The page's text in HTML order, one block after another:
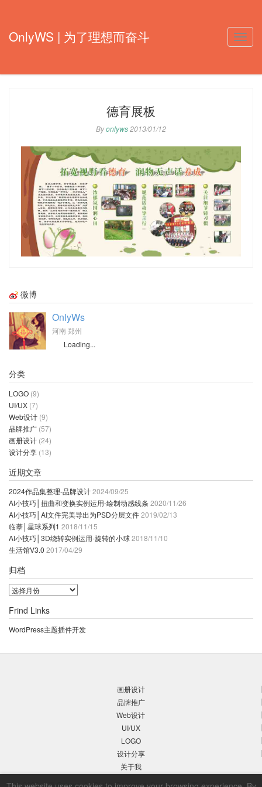
Toggle
OnlyWS | 为了理想而奋斗
德育展板
Byonlyws2013/01/12
微博
OnlyWs
河南 郑州
Loading...
分类
LOGO (9)
UI/UX (7)
Web设计 (9)
品牌推广 (57)
画册设计 (24)
设计分享 (13)
近期文章
2024作品集整理-品牌设计2024/09/25
AI小技巧│扭曲和变换实例运用-绘制动感线条 2020/11/26
AI小技巧│AI文件完美导出为PSD分层文件2019/02/13
临摹│星球系列1 2018/11/15
AI小技巧│3D绕转实例运用-旋转的小球2018/11/10
生活馆V3.0 2017/04/29
归档
归
档
Frind Links
WordPress主题插件开发
画册设计
品牌推广
Web设计
UI/UX
LOGO
设计分享
关于我
© 2026 小爽Onlyws, All Rights Reserved. Design by小爽 , Developed by